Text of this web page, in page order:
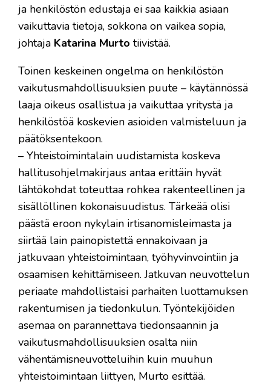
ja henkilöstön edustaja ei saa kaikkia asiaan
vaikuttavia tietoja, sokkona on vaikea sopia,
johtaja Katarina Murto tiivistää.
Toinen keskeinen ongelma on henkilöstön
vaikutusmahdollisuuksien puute – käytännössä
laaja oikeus osallistua ja vaikuttaa yritystä ja
henkilöstöä koskevien asioiden valmisteluun ja
päätöksentekoon.
– Yhteistoimintalain uudistamista koskeva
hallitusohjelmakirjaus antaa erittäin hyvät
lähtökohdat toteuttaa rohkea rakenteellinen ja
sisällöllinen kokonaisuudistus. Tärkeää olisi
päästä eroon nykylain irtisanomisleimasta ja
siirtää lain painopistettä ennakoivaan ja
jatkuvaan yhteistoimintaan, työhyvinvointiin ja
osaamisen kehittämiseen. Jatkuvan neuvottelun
periaate mahdollistaisi parhaiten luottamuksen
rakentumisen ja tiedonkulun. Työntekijöiden
asemaa on parannettava tiedonsaannin ja
vaikutusmahdollisuuksien osalta niin
vähentämisneuvotteluihin kuin muuhun
yhteistoimintaan liittyen, Murto esittää.